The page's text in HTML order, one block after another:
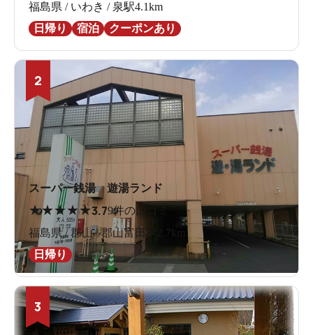
福島県 / いわき / 泉駅4.1km
日帰り
宿泊 クーポンあり
2
スーパー銭湯 遊湯ランド
★★★★★3.79件の口コミ
福島県 / 郡山 / 郡山富田駅2.7km
日帰り
3